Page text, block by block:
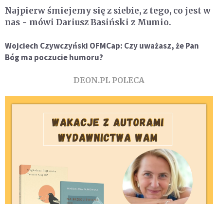
Najpierw śmiejemy się z siebie, z tego, co jest w
nas - mówi Dariusz Basiński z Mumio.
Wojciech Czywczyński OFMCap: Czy uważasz, że Pan
Bóg ma poczucie humoru?
DEON.PL POLECA